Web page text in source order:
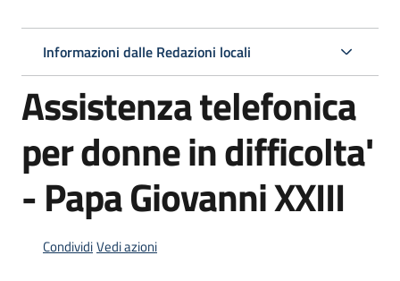
Servizi
Centri
per
famiglie
Informazioni
locali
Informazioni dalle Redazioni locali
Assistenza telefonica
per donne in difficolta'
- Papa Giovanni XXIII
CondividiVedi azioni